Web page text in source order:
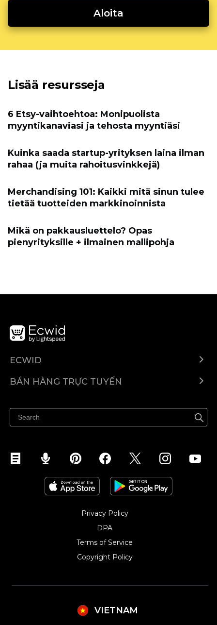
Aloita
Lisää resursseja
6 Etsy-vaihtoehtoa: Monipuolista
myyntikanaviasi ja tehosta myyntiäsi
Kuinka saada startup-yrityksen laina ilman
rahaa (ja muita rahoitusvinkkejä)
Merchandising 101: Kaikki mitä sinun tulee
tietää tuotteiden markkinoinnista
Mikä on pakkausluettelo? Opas
pienyrityksille + ilmainen mallipohja
ECWID
Trung tâm trợ giúp
BÁN HÀNG TRỰC TUYẾN
Quảng bá ở bất cứ đâu
Kiểm soát mọi thứ
Privacy Policy
DPA
Terms of Service
Copyright Policy‎
VIETNAM